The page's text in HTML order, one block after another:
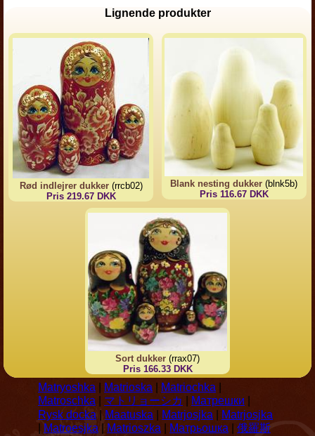
Lignende produkter
Rød indlejrer dukker(rrcb02)
Pris 219.67 DKK
Blank nesting dukker (blnk5b)
Pris 116.67 DKK
Sort dukker (rrax07)
Pris 166.33 DKK
Matryoshka Matrioska Matriochka
Matroschka
マトリョーシカ Матрешки
Rysk docka
Maatuska Matrjosjka
Matrjosjka
Matroesjka Matrioszka Матрьошка 俄羅斯